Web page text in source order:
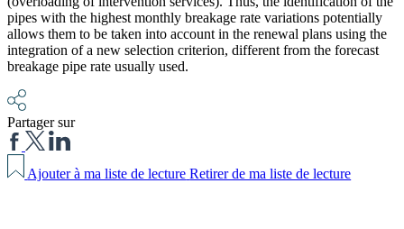
pipes with the highest monthly breakage rate variations potentially
allows them to be taken into account in the renewal plans using the
integration of a new selection criterion, different from the forecast
breakage pipe rate usually used.
Partager sur
Ajouter à ma liste de lecture Retirer de ma liste de lecture